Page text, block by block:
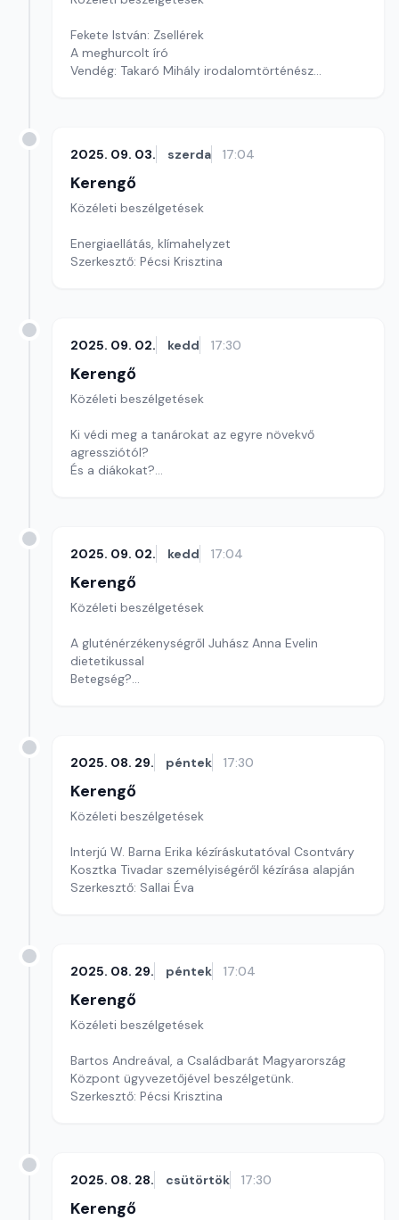
Fekete István: Zsellérek
A meghurcolt író
Vendég: Takaró Mihály irodalomtörténész
2025. 09. 03. szerda 17:04
Kerengő
Közéleti beszélgetések
Energiaellátás, klímahelyzet
Szerkesztő: Pécsi Krisztina
2025. 09. 02. kedd 17:30
Kerengő
Közéleti beszélgetések
Ki védi meg a tanárokat az egyre növekvő
agressziótól?
És a diákokat?
2025. 09. 02.
kedd 17:04
Kerengő
Közéleti beszélgetések
A gluténérzékenységről Juhász Anna Evelin
dietetikussal
Betegség?
2025. 08. 29. péntek 17:30
Kerengő
Közéleti beszélgetések
Interjú W. Barna Erika kézíráskutatóval Csontváry
Kosztka Tivadar személyiségéről kézírása alapján
Szerkesztő: Sallai Éva
2025. 08. 29. péntek 17:04
Kerengő
Közéleti beszélgetések
Bartos Andreával, a Családbarát Magyarország
Központ ügyvezetőjével beszélgetünk.
Szerkesztő: Pécsi Krisztina
2025. 08. 28. csütörtök 17:30
Kerengő